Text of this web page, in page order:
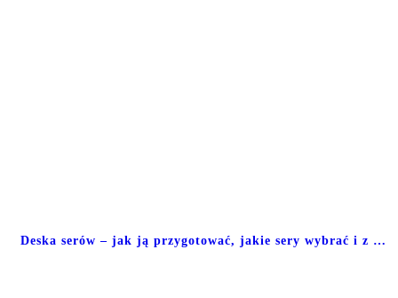
Deska serów – jak ją przygotować, jakie sery wybrać i z …